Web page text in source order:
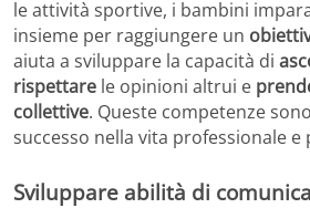
le attività sportive, i bambini
insieme per raggiungere un
aiuta a sviluppare la capacità di
rispettare le opinioni altrui e
collettive. Queste competenze
successo nella vita professionale e
Sviluppare abilità di